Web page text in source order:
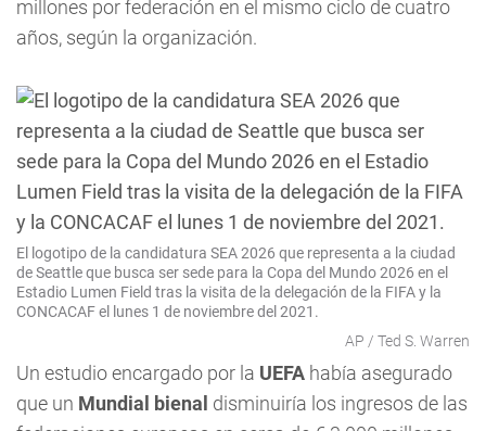
millones por federación en el mismo ciclo de cuatro
años, según la organización.
El logotipo de la candidatura SEA 2026 que representa a la ciudad
de Seattle que busca ser sede para la Copa del Mundo 2026 en el
Estadio Lumen Field tras la visita de la delegación de la FIFA y la
CONCACAF el lunes 1 de noviembre del 2021.
AP / Ted S. Warren
Un estudio encargado por la UEFA había asegurado
que un Mundial bienal disminuiría los ingresos de las